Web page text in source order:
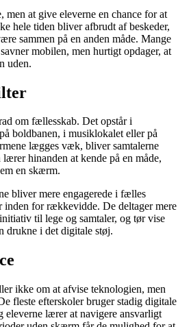
at give eleverne en chance for at
hele tiden bliver afbrudt af beskeder,
sammen på en anden måde. Mange
mobilen, men hurtigt opdager, at
uden.
om fællesskab. Det opstår i
boldbanen, i musiklokalet eller på
lægges væk, bliver samtalerne
hinanden at kende på en måde,
en skærm.
bliver mere engagerede i fælles
inden for rækkevidde. De deltager mere
til lege og samtaler, og tør vise
drukne i det digitale støj.
ikke om at afvise teknologien, men
fleste efterskoler bruger stadig digitale
lærer at navigere ansvarligt